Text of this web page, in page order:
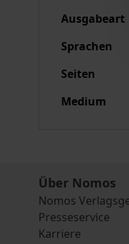
Ausgabeart
Sprachen
Seiten
Medium
Über Nomos
Nomos
Presseservice
Karriere